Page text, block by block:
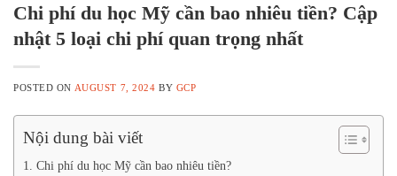
Chi phí du học Mỹ cần bao nhiêu tiền? Cập
nhật 5 loại chi phí quan trọng nhất
POSTED ON AUGUST 7, 2024 BY GCP
Nội dung bài viết
1. Chi phí du học Mỹ cần bao nhiêu tiền?